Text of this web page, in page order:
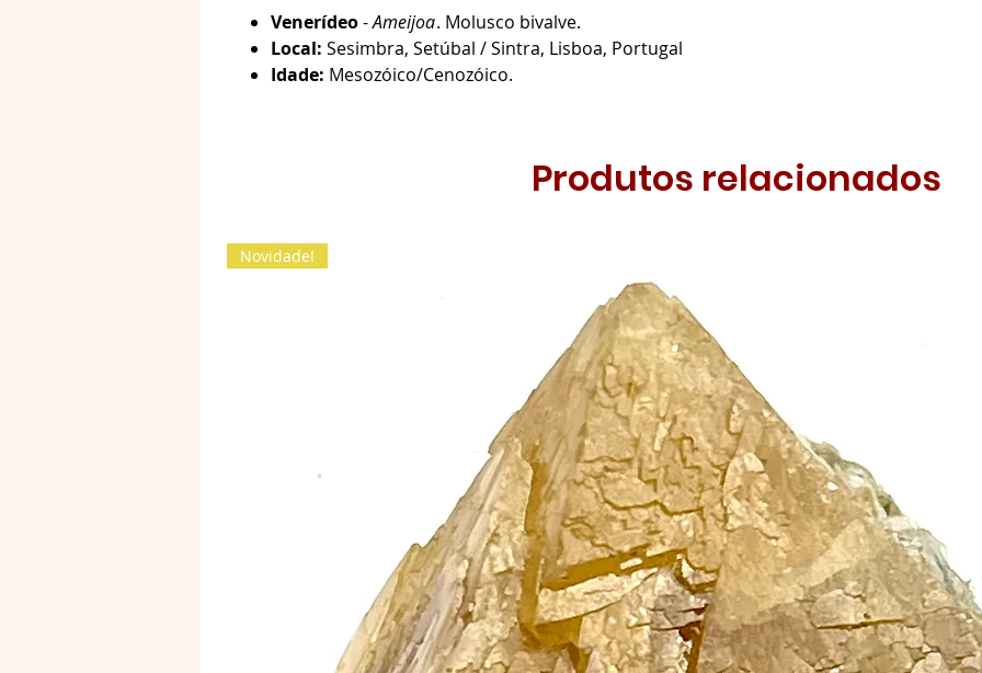
Venerídeo-Ameijoa. Molusco bivalve.
Local: Sesimbra, Setúbal / Sintra, Lisboa, Portugal
Idade: Mesozóico/Cenozóico.
Produtos relacionados
Novidade!